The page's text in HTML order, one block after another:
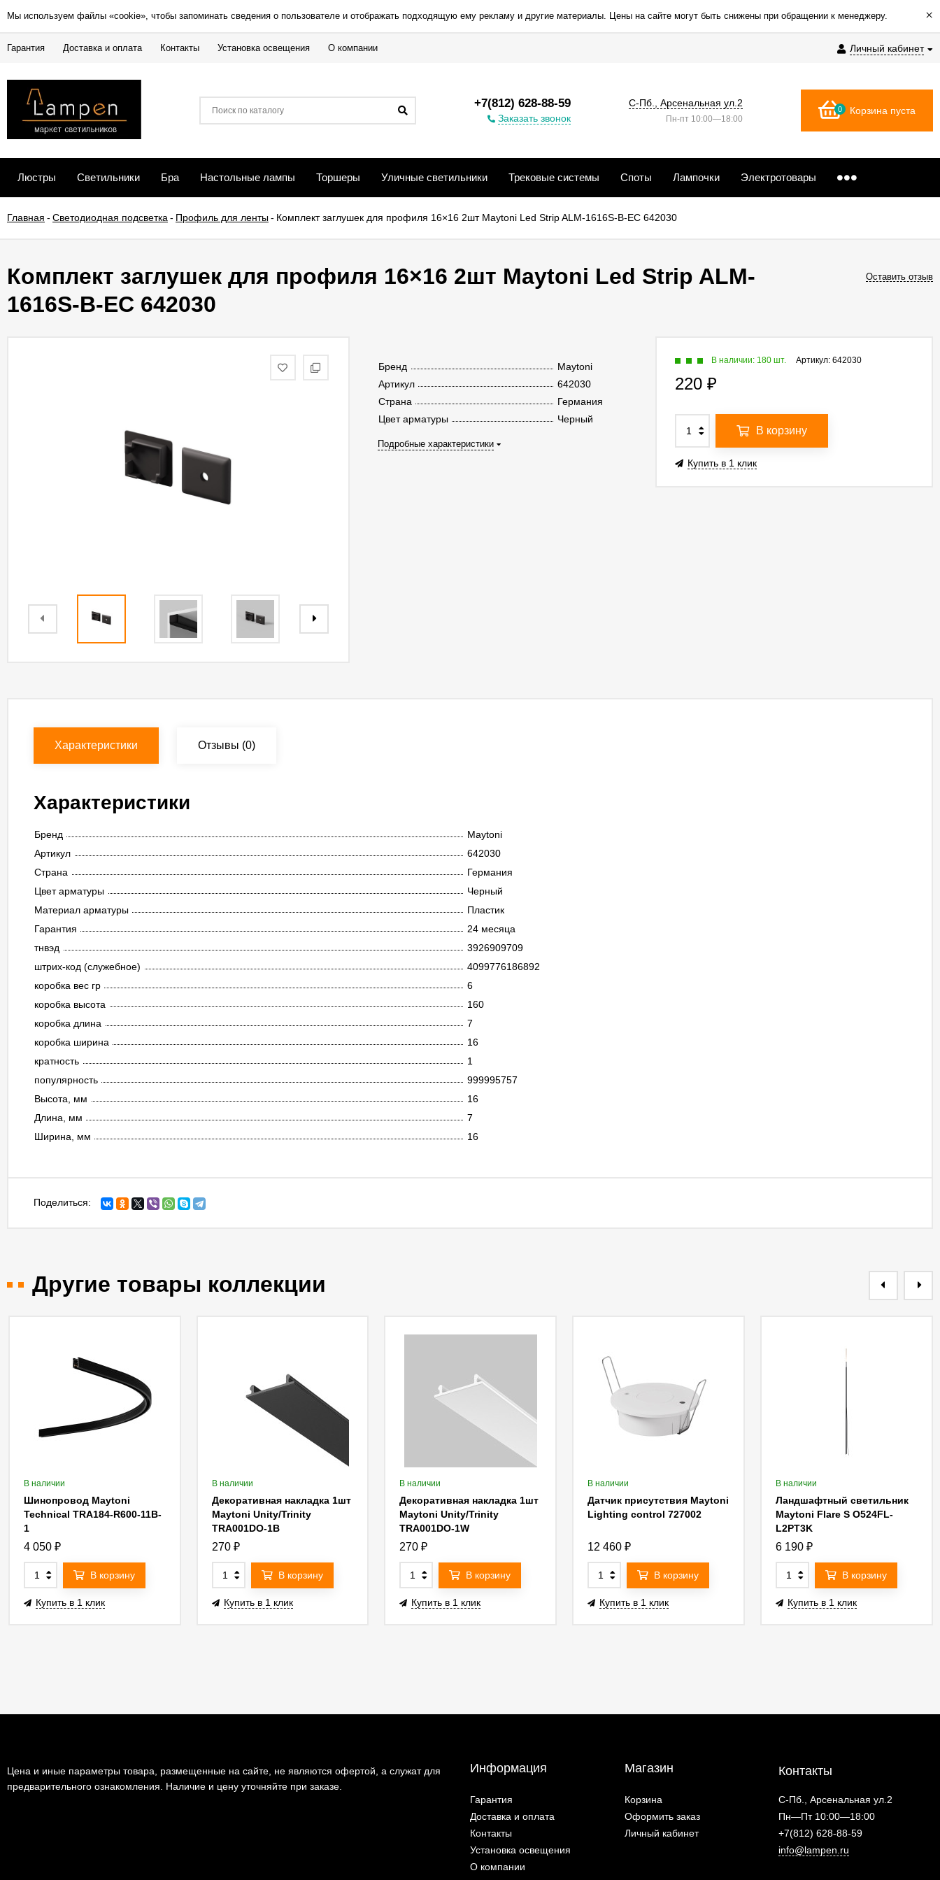
Мы используем файлы «cookie», чтобы запоминать сведения о пользователе и отображать подходящую ему рекламу и другие материалы. Цены на сайте могут быть снижены при обращении к менеджеру. ×
Личный кабинет
Гарантия Доставка и оплата Контакты Установка освещения О компании
+7(812) 628-88-59
Заказать звонок
С-Пб., Арсенальная ул.2
Пн-пт 10:00—18:00
0 Корзина пуста
Люстры Светильники Бра Настольные лампы Торшеры Уличные светильники Трековые системы Споты Лампочки Электротовары
Главная - Светодиодная подсветка - Профиль для ленты- Комплект заглушек для профиля 16×16 2шт Maytoni Led Strip ALM-1616S-B-EC 642030
Комплект заглушек для профиля 16×16 2шт Maytoni Led Strip ALM-
1616S-B-EC 642030
Оставить отзыв
Бренд
Maytoni
Артикул
642030
Страна
Германия
Цвет арматуры
Черный
Подробные характеристики
Артикул: 642030
В наличии: 180 шт.
220 ₽
В корзину
Купить в 1 клик
Характеристики Отзывы (0)
Характеристики
Бренд
Maytoni
Артикул
642030
Страна
Германия
Цвет арматуры
Черный
Материал арматуры
Пластик
Гарантия
24 месяца
тнвэд
3926909709
штрих-код (служебное)
4099776186892
коробка вес гр
6
коробка высота
160
коробка длина
7
коробка ширина
16
кратность
1
популярность
999995757
Высота, мм
16
Длина, мм
7
Ширина, мм
16
Поделиться:
Другие товары коллекции
В наличии
Шинопровод Maytoni
Technical TRA184-R600-11B-
1
4 050 ₽
В корзину
Купить в 1 клик
В наличии
Декоративная накладка 1шт
Maytoni Unity/Trinity
TRA001DO-1B
270 ₽
В корзину
Купить в 1 клик
В наличии
Декоративная накладка 1шт
Maytoni Unity/Trinity
TRA001DO-1W
270₽
В корзину
Купить в 1 клик
В наличии
Датчик присутствия Maytoni
Lighting control 727002
12 460₽
В корзину
Купить в 1 клик
В наличии
Ландшафтный светильник
Maytoni Flare S O524FL-
L2PT3K
6 190 ₽
В корзину
Купить в 1 клик
Цена и иные параметры товара, размещенные на сайте, не являются офертой, а служат для
предварительного ознакомления. Наличие и цену уточняйте при заказе.
Информация
Гарантия
Доставка и оплата
Контакты
Установка освещения
О компании
Магазин
Корзина
Оформить заказ
Личный кабинет
Контакты
С-Пб., Арсенальная ул.2
Пн—Пт 10:00—18:00
+7(812) 628-88-59
info@lampen.ru